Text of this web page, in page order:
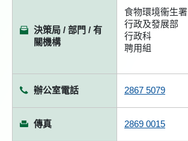
決策局 / 部門 / 有
關機構
食物環境衞生署
行政及發展部
行政科
聘用組
辦公室電話 2867 5079
傳真 2869 0015